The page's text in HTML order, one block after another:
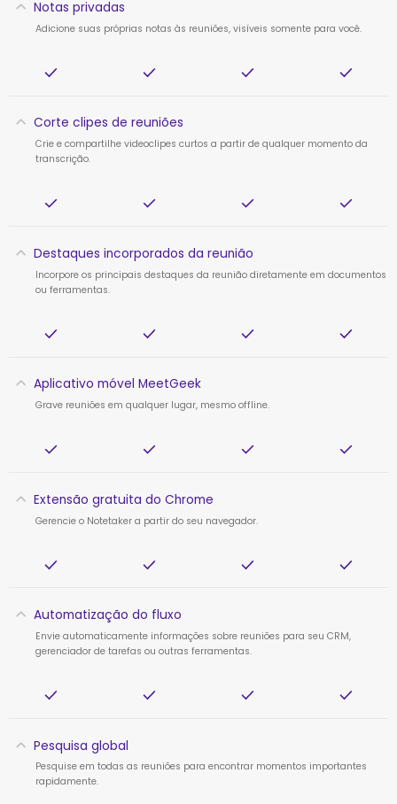
Notas privadas
Adicione suas próprias notas às reuniões, visíveis somente para você.
Corte clipes de reuniões
Crie e compartilhe videoclipes curtos a partir de qualquer momento da
transcrição.
Destaques incorporados da reunião
Incorpore os principais destaques da reunião diretamente em documentos
ou ferramentas.
Aplicativo móvel MeetGeek
Grave reuniões em qualquer lugar, mesmo offline.
Extensão gratuita do Chrome
Gerencie o Notetaker a partir do seu navegador.
Automatização do fluxo
Envie automaticamente informações sobre reuniões para seu CRM,
gerenciador de tarefas ou outras ferramentas.
Pesquisa global
Pesquise em todas as reuniões para encontrar momentos importantes
rapidamente.